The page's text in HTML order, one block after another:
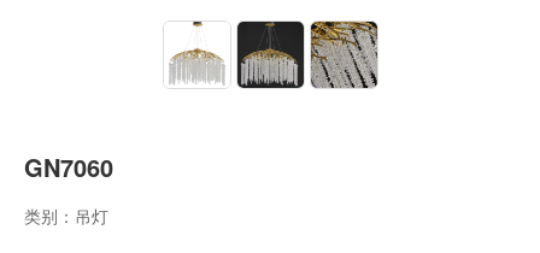
GN7060
类别：吊灯